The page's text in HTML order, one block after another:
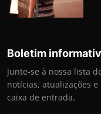
Boletim
Junte-se à nossa lista
notícias, atualizações
caixa de entrada.